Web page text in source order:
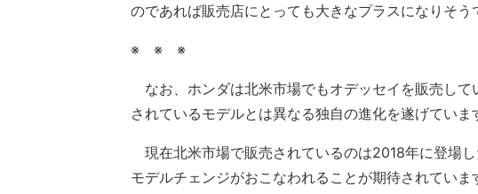
のであれば販売店にとっても大きなプラスになりそう
※ ※ ※
なお、ホンダは北米市場でもオデッセイを販売し
されているモデルとは異なる独自の進化を遂げていま
現在北米市場で販売されているのは2018年に登場
モデルチェンジがおこなわれることが期待されていま